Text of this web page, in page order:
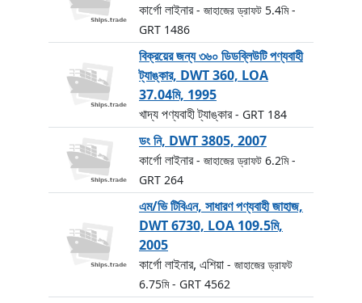
কার্গো লাইনার- জাহাজের ড্রাফট 5.4মি -
GRT 1486
বিক্রয়ের জন্য ৩৬০ ডিডব্লিউটি পণ্যবাহী
ট্যাঙ্কার, DWT 360, LOA
37.04মি, 1995
খাদ্য পণ্যবাহী ট্যাঙ্কার- GRT 184
ডং নি, DWT 3805, 2007
কার্গো লাইনার- জাহাজের ড্রাফট 6.2মি -
GRT 264
এম/ভি টিবিএন, সাধারণ পণ্যবাহী জাহাজ,
DWT 6730, LOA 109.5মি,
2005
কার্গো লাইনার, এশিয়া - জাহাজের ড্রাফট
6.75মি - GRT 4562